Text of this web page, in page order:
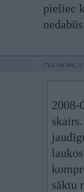
pieliec
25. Feb 2008,
2008-
sāktu